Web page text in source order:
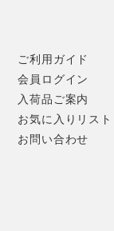
ご利用ガイド
会員ログイン
入荷品ご案内
お気に入りリスト
お問い合わせ